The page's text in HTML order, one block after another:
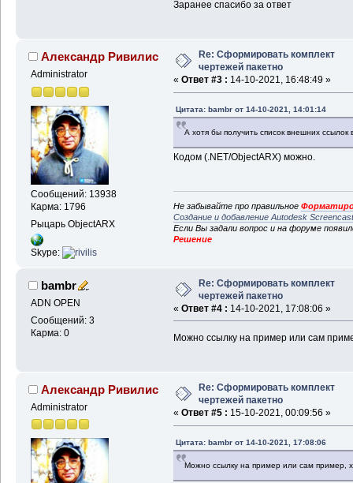
Заранее спасибо за ответ
Александр Ривилис
Administrator
Сообщений: 13938
Карма: 1796
Рыцарь ObjectARX
Skype:
Re: Сформировать комплект
чертежей пакетно
« Ответ #3 : 14-10-2021, 16:48:49 »
Цитата: bambr от 14-10-2021, 14:01:14
А хотя бы получить список внешних
Кодом (.NET/ObjectARX) можно.
Не забывайте про правильное
Создание и добавление Autodesk
Если Вы задали вопрос и на форуме
Решение
bambr
ADN OPEN
Сообщений: 3
Карма: 0
Re: Сформировать комплект
чертежей пакетно
« Ответ #4 : 14-10-2021, 17:08:06 »
Можно ссылку на пример или сам
Александр Ривилис
Administrator
Re: Сформировать комплект
чертежей пакетно
« Ответ #5 : 15-10-2021, 00:09:56 »
Цитата: bambr от 14-10-2021, 17:08:06
Можно ссылку на пример или сам пример,